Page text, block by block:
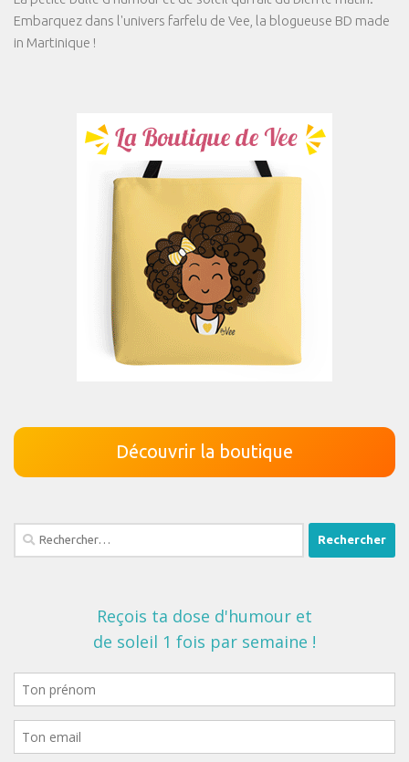
Embarquez dans l'univers farfelu de Vee, la blogueuse BD made
in Martinique !
Découvrir la boutique
Rechercher :